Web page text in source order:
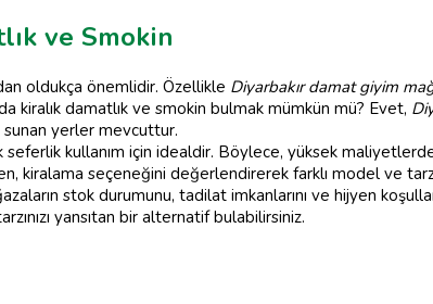
ve Smokin
oldukça önemlidir. Özellikle Diyarbakır damat giyim
kiralık damatlık ve smokin bulmak mümkün mü? Evet,
yerler mevcuttur.
kullanım için idealdir. Böylece, yüksek
kiralama seçeneğini değerlendirerek farklı model ve
stok durumunu, tadilat imkanlarını ve hijyen
yansıtan bir alternatif bulabilirsiniz.